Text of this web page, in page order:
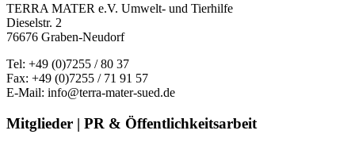
TERRA MATER e.V. Umwelt- und Tierhilfe
Dieselstr. 2
76676 Graben-Neudorf
Tel: +49 (0)7255 / 80 37
Fax: +49 (0)7255 / 71 91 57
E-Mail: info@terra-mater-sued.de
Mitglieder | PR & Öffentlichkeitsarbeit